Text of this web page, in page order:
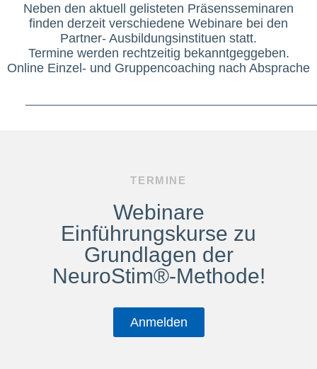
Neben den aktuell gelisteten Präsensseminaren
finden derzeit verschiedene Webinare bei den
Partner- Ausbildungsinstituen statt.
Termine werden rechtzeitig bekanntgeggeben.
Online Einzel- und Gruppencoaching nach Absprache
TERMINE
Webinare
Einführungskurse zu
Grundlagen der
NeuroStim®-Methode!
Anmelden